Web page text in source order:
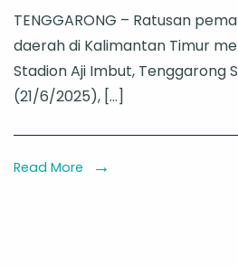
TENGGARONG – Ratusan
daerah di Kalimantan Timur
Stadion Aji Imbut, Tenggarong
(21/6/2025), […]
Read More